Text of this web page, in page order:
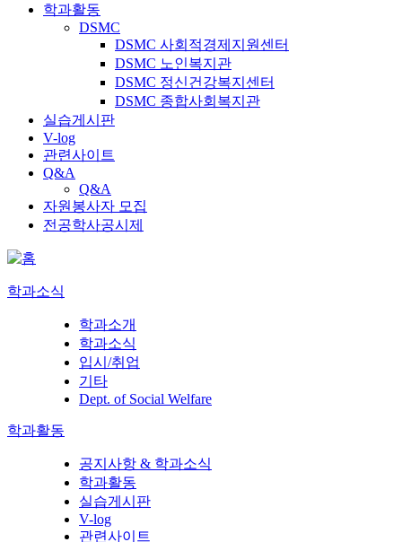
학과활동
DSMC
DSMC 사회적경제지원센터
DSMC 노인복지관
DSMC 정신건강복지센터
DSMC 종합사회복지관
실습게시판
V-log
관련사이트
Q&A
Q&A
자원봉사자 모집
전공학사공시제
학과소식
학과소개
학과소식
입시/취업
기타
Dept. of Social Welfare
학과활동
공지사항 & 학과소식
학과활동
실습게시판
V-log
관련사이트